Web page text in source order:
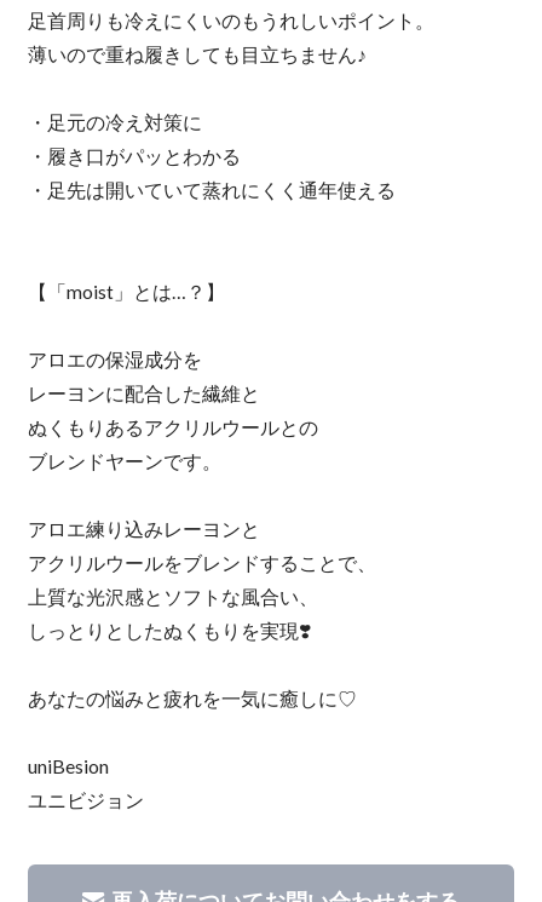
足首周りも冷えにくいのもうれしいポイント。
薄いので重ね履きしても目立ちません♪
・足元の冷え対策に
・履き口がパッとわかる
・足先は開いていて蒸れにくく通年使える
【「moist」とは…？】
アロエの保湿成分を
レーヨンに配合した繊維と
ぬくもりあるアクリルウールとの
ブレンドヤーンです。
アロエ練り込みレーヨンと
アクリルウールをブレンドすることで、
上質な光沢感とソフトな風合い、
しっとりとしたぬくもりを実現❣️
あなたの悩みと疲れを一気に癒しに♡
uniBesion
ユニビジョン